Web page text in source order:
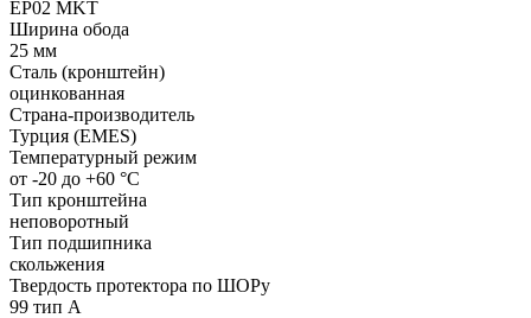
EP02 MKT
Ширина обода
25 мм
Сталь (кронштейн)
оцинкованная
Страна-производитель
Турция (EMES)
Температурный режим
от -20 до +60 °С
Тип кронштейна
неповоротный
Тип подшипника
скольжения
Твердость протектора по ШОРу
99 тип А